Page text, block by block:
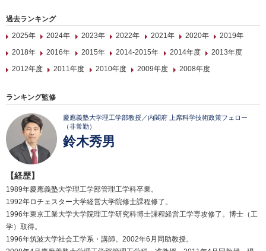
過去ランキング
2025年
2024年 2023年 2022年 2021年 2020年
2019年
2018年
2016年 2015年 2014-2015年 2014年度
2013年度
2012年度
2011年度 2010年度 2009年度 2008年度
ランキング監修
慶應義塾大学理工学部教授／内閣府 上席科学技術政策フェロー
（非常勤）
鈴木秀男
【経歴】
1989年慶應義塾大学理工学部管理工学科卒業。
1992年ロチェスター大学経営大学院修士課程修了。
1996年東京工業大学大学院理工学研究科博士課程経営工学専攻修了。博士（工
学）取得。
1996年筑波大学社会工学系・講師。2002年6月同助教授。